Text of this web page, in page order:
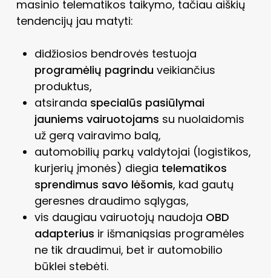
masinio telematikos taikymo, tačiau aiškių
tendencijų jau matyti:
didžiosios bendrovės testuoja
programėlių pagrinduveikiančius
produktus,
atsiranda specialūs pasiūlymai
jauniems vairuotojams su nuolaidomis
už gerą vairavimo balą,
automobilių parkų valdytojai (logistikos,
kurjerių įmonės) diegia telematikos
sprendimus savo lėšomis, kad gautų
geresnes draudimo sąlygas,
vis daugiau vairuotojų naudoja OBD
adapterius ir išmaniąsias programėles
ne tik draudimui, bet ir automobilio
būklei stebėti.